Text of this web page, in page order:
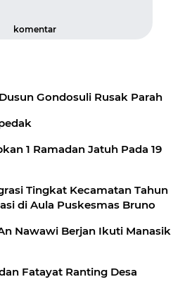
komentar
Gondosuli Rusak Parah
1 Ramadan Jatuh Pada 19
Tingkat Kecamatan Tahun
di Aula Puskesmas Bruno
Nawawi Berjan Ikuti Manasik
Fatayat Ranting Desa